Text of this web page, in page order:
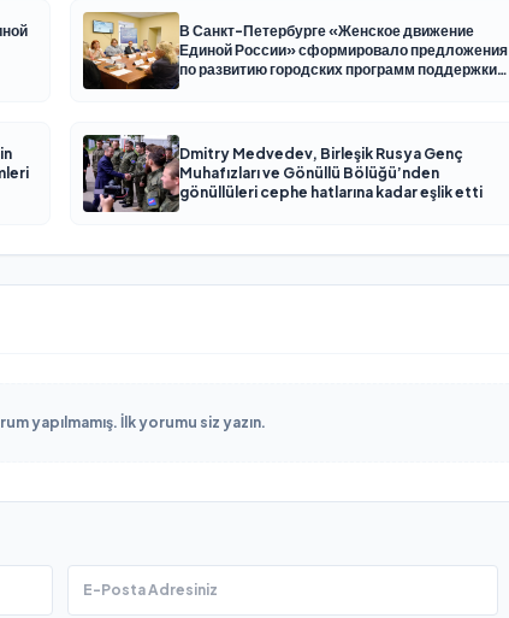
В Санкт-Петербурге «Женское движение
Единой России» сформировало предложения
по развитию городских программ поддержки
Dmitry Medvedev, Birleşik Rusya Genç
Muhafızları ve Gönüllü Bölüğü’nden
gönüllüleri cephe hatlarına kadar eşlik etti
yapılmamış. İlk yorumu siz yazın.